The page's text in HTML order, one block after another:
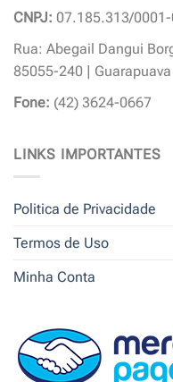
CNPJ: 07.185.313/
Rua: Abegail Dangui
85055-240 | Guarapuava
Fone: (42) 3624-0667
LINKS IMPORTANTES
Politica de Privacidade
Termos de Uso
Minha Conta